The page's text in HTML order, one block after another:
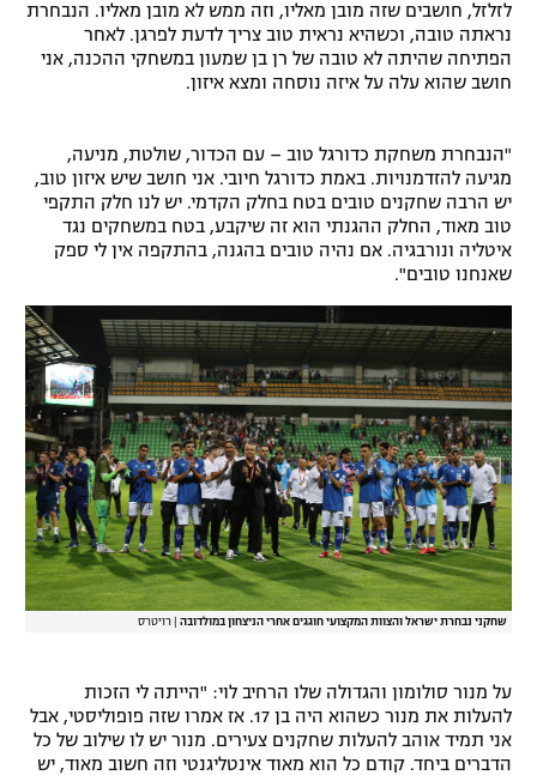
תנאי שימוש
תקנון פעילות ספורט 1
רשיון להקרנה פומבית לבית עסק
תגיות
המגזין
ספורט אתגרי ואקסטרים
אומנויות לחימה
לזלזל, חושבים שזה מובן מאליו, וזה ממש לא מובן מאליו. הנבחרת
נראתה טובה, וכשהיא נראית טוב צריך לדעת לפרגן. לאחר
הפתיחה שהיתה לא טובה של רן בן שמעון במשחקי ההכנה, אני
חושב שהוא עלה על איזה נוסחה ומצא איזון.
"הנבחרת משחקת כדורגל טוב – עם הכדור, שולטת, מניעה,
מגיעה להזדמנויות. באמת כדורגל חיובי. אני חושב שיש איזון טוב,
יש הרבה שחקנים טובים בטח בחלק הקדמי. יש לנו חלק התקפי
טוב מאוד, החלק ההגנתי הוא זה שיקבע, בטח במשחקים נגד
איטליה ונורבגיה. אם נהיה טובים בהגנה, בהתקפה אין לי ספק
שאנחנו טובים".
שחקני נבחרת ישראל והצוות המקצועי חוגגים אחרי הניצחון במולדובה רויטרס
על מנור סולומון והגדולה שלו הרחיב לוי: "הייתה לי הזכות
להעלות את מנור כשהוא היה בן 17. אז אמרו שזה פופוליסטי, אבל
אני תמיד אוהב להעלות שחקנים צעירים. מנור יש לו שילוב של כל
הדברים ביחד. קודם כל הוא מאוד אינטליגנטי וזה חשוב מאוד, יש